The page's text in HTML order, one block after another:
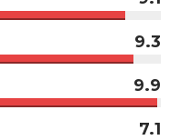
9.3
9.9
7.1